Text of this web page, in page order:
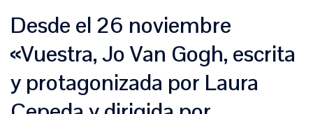
Desde el 26 noviembre
«Vuestra, Jo Van Gogh, escrita
y protagonizada por Laura